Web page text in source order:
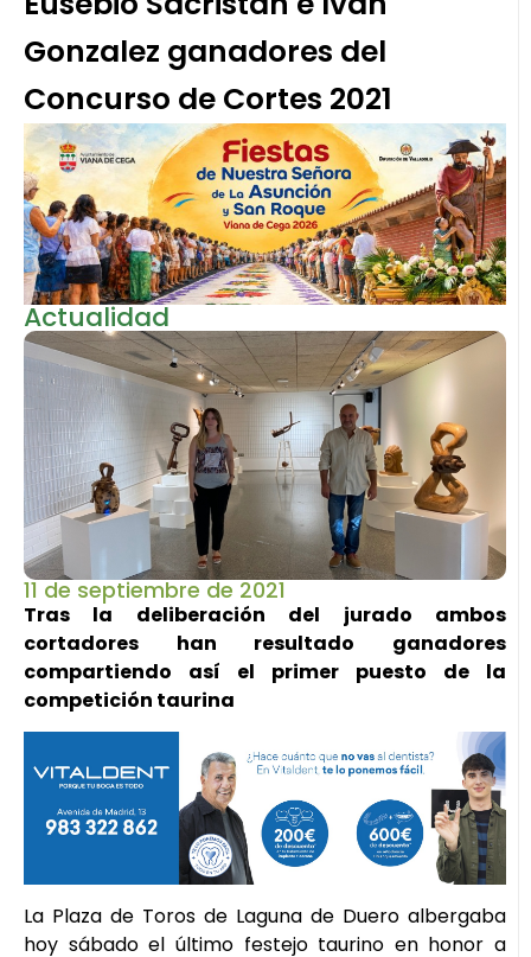
Gonzalez ganadores del
Concurso de Cortes 2021
Actualidad
11 de septiembre de 2021
Tras la deliberación del jurado ambos
cortadores han resultado ganadores
compartiendo así el primer puesto de la
competición taurina
La Plaza de Toros de Laguna de Duero albergaba
hoy sábado el último festejo taurino en honor a